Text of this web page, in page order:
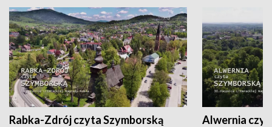
Rabka-Zdrój czyta Szymborską Alwernia